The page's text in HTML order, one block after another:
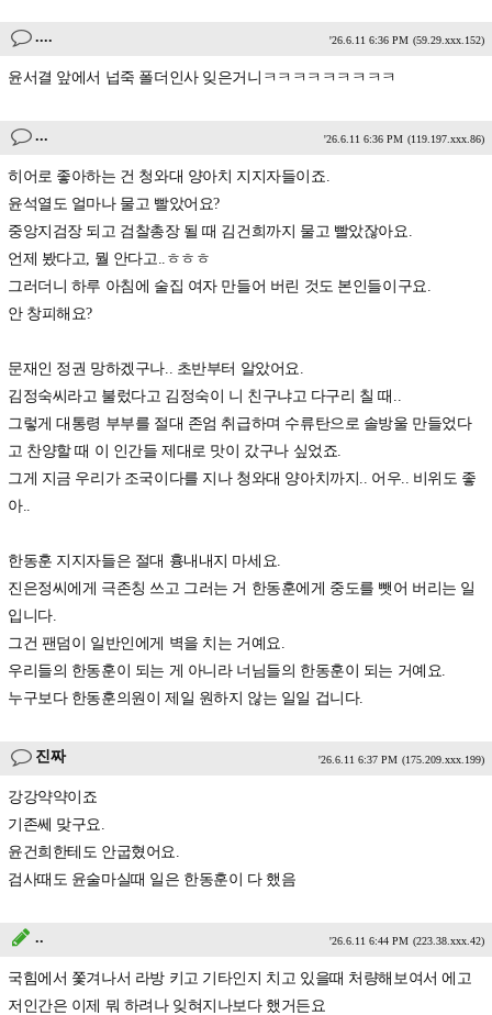
.... '26.6.11 6:36 PM (59.29.xxx.152)
윤서결 앞에서 넙죽 폴더인사 잊은거니ㅋㅋㅋㅋㅋㅋㅋㅋㅋ
... '26.6.11 6:36 PM (119.197.xxx.86)
히어로 좋아하는 건 청와대 양아치 지지자들이죠.
윤석열도 얼마나 물고 빨았어요?
중앙지검장 되고 검찰총장 될 때 김건희까지 물고 빨았잖아요.
언제 봤다고, 뭘 안다고..ㅎㅎㅎ
그러더니 하루 아침에 술집 여자 만들어 버린 것도 본인들이구요.
안 창피해요?
문재인 정권 망하겠구나.. 초반부터 알았어요.
김정숙씨라고 불렀다고 김정숙이 니 친구냐고 다구리 칠 때..
그렇게 대통령 부부를 절대 존엄 취급하며 수류탄으로 솔방울 만들었다
고 찬양할 때 이 인간들 제대로 맛이 갔구나 싶었죠.
그게 지금 우리가 조국이다를 지나 청와대 양아치까지.. 어우.. 비위도 좋
아..
한동훈 지지자들은 절대 흉내내지 마세요.
진은정씨에게 극존칭 쓰고 그러는 거 한동훈에게 중도를 뺏어 버리는 일
입니다.
그건 팬덤이 일반인에게 벽을 치는 거예요.
우리들의 한동훈이 되는 게 아니라 너님들의 한동훈이 되는 거예요.
누구보다 한동훈의원이 제일 원하지 않는 일일 겁니다.
진짜 '26.6.11 6:37 PM (175.209.xxx.199)
강강약약이죠
기존쎄 맞구요.
윤건희한테도 안굽혔어요.
검사때도 윤술마실때 일은 한동훈이 다 했음
.. '26.6.11 6:44 PM (223.38.xxx.42)
국힘에서 쫓겨나서 라방 키고 기타인지 치고 있을때 처량해보여서 에고
저인간은 이제 뭐 하려나 잊혀지나보다 했거든요